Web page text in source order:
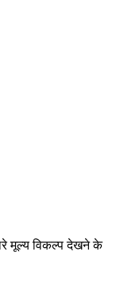
मूल्य विकल्प देखने के